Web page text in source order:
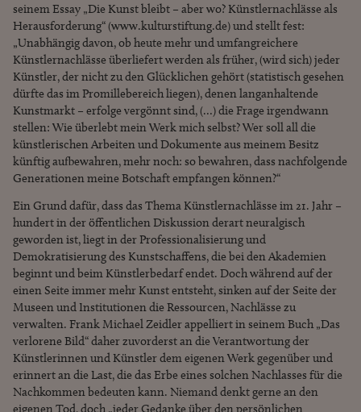
seinem Essay „Die Kunst bleibt – aber wo? Künstlernachlässe als
Herausforderung“ (www.kulturstiftung.de) und stellt fest:
„Unabhängig davon, ob heute mehr und umfangreichere
Künstlernachlässe überliefert werden als früher, (wird sich) jeder
Künstler, der nicht zu den Glücklichen gehört (statistisch gesehen
dürfte das im Promillebereich liegen), denen langanhaltende
Kunstmarkt – erfolge vergönnt sind, (…) die Frage irgendwann
stellen: Wie überlebt mein Werk mich selbst? Wer soll all die
künstlerischen Arbeiten und Dokumente aus meinem Besitz
künftig aufbewahren, mehr noch: so bewahren, dass nachfolgende
Generationen meine Botschaft empfangen können?“
Ein Grund dafür, dass das Thema Künstlernachlässe im 21. Jahr –
hundert in der öffentlichen Diskussion derart neuralgisch
geworden ist, liegt in der Professionalisierung und
Demokratisierung des Kunstschaffens, die bei den Akademien
beginnt und beim Künstlerbedarf endet. Doch während auf der
einen Seite immer mehr Kunst entsteht, sinken auf der Seite der
Museen und Institutionen die Ressourcen, Nachlässe zu
verwalten. Frank Michael Zeidler appelliert in seinem Buch „Das
verlorene Bild“ daher zuvorderst an die Verantwortung der
Künstlerinnen und Künstler dem eigenen Werk gegenüber und
erinnert an die Last, die das Erbe eines solchen Nachlasses für die
Nachkommen bedeuten kann. Niemand denkt gerne an den
eigenen Tod, doch „jeder Gedanke über den persönlichen